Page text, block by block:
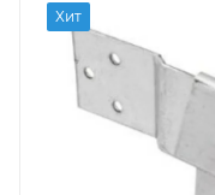
Хит